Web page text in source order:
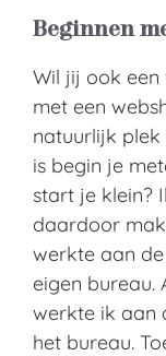
Beginnen
Wil jij ook een
met een
natuurlijk
is begin je
start je klein?
daardoor
werkte aan
eigen bureau.
werkte ik aan
het bureau.